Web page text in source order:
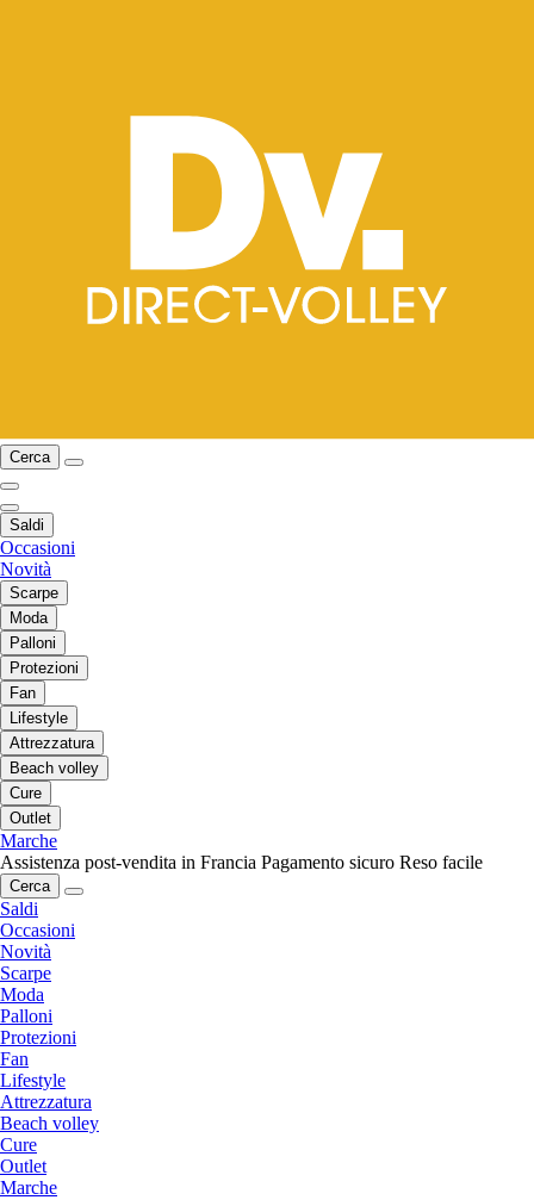
Cerca
Saldi
Occasioni
Novità
Scarpe
Moda
Palloni
Protezioni
Fan
Lifestyle
Attrezzatura
Beach volley
Cure
Outlet
Marche
Assistenza post-vendita in Francia Pagamento sicuro Reso facile
Cerca
Saldi
Occasioni
Novità
Scarpe
Moda
Palloni
Protezioni
Fan
Lifestyle
Attrezzatura
Beach volley
Cure
Outlet
Marche